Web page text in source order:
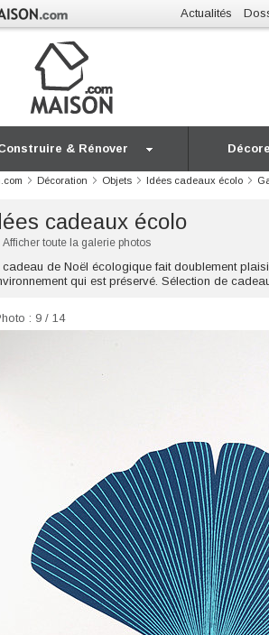
Actualités
& Rénover
Décoration Objets Idées cadeaux écolo
cadeaux écolo
Afficher toute la galerie photos
cadeau de Noël écologique fait doublement
qui est préservé. Sélection de
: 9 / 14